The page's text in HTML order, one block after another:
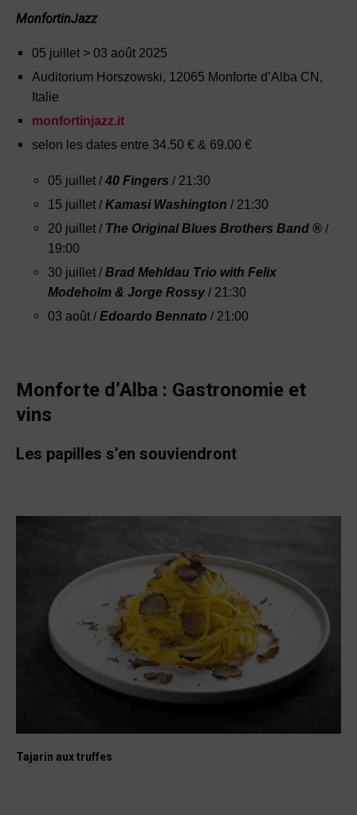
MonfortinJazz
05 juillet > 03 août 2025
Auditorium Horszowski, 12065 Monforte d’Alba CN,
Italie
monfortinjazz.it
selon les dates entre 34.50 € & 69.00 €
05 juillet /40 Fingers / 21:30
15 juillet /Kamasi Washington / 21:30
20 juillet / The Original Blues Brothers Band ® /
19:00
30 juillet /Brad Mehldau Trio with Felix
Modeholm & Jorge Rossy / 21:30
03 août /Edoardo Bennato / 21:00
Monforte d’Alba : Gastronomie et
vins
Les papilles s’en souviendront
Tajarin aux truffes